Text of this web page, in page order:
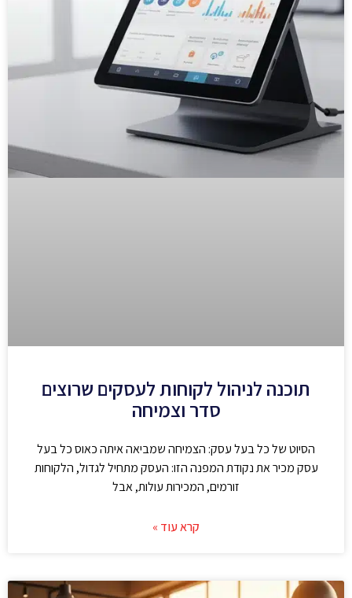
תוכנה לניהול לקוחות לעסקים שרוצים
סדר וצמיחה
הסיוט של כל בעל עסק: הצמיחה שמביאה איתה כאוס כל בעל
עסק מכיר את נקודת המפנה הזו: העסק מתחיל לגדול, הלקוחות
זורמים, המכירות עולות, אבל
קרא עוד »